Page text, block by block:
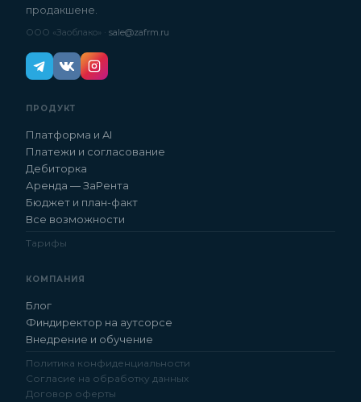
продакшене.
ООО «Заоблако» · sale@zafrm.ru
ПРОДУКТ
Платформа и AI
Платежи и согласование
Дебиторка
Аренда — ЗаРента
Бюджет и план-факт
Все возможности
Тарифы
КОМПАНИЯ
Блог
Финдиректор на аутсорсе
Внедрение и обучение
Политика конфиденциальности
Согласие на обработку данных
Договор оферты